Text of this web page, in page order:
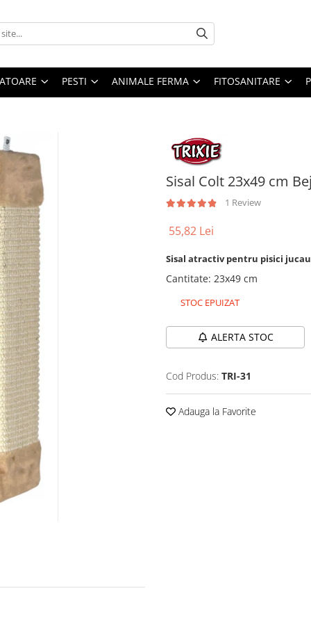
PESTI ANIMALE FERMA FITOSANITARE
Sisal Colt 23x49 cm
1 Review
55,82 Lei
Sisal atractiv pentru pisici
Cantitate: 23x49 cm
STOC EPUIZAT
ALERTA STOC
Cod Produs: TRI-31
Adauga la Favorite